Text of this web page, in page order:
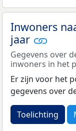
Inwoners
jaar
Gegevens over
inwoners in het
Er zijn voor het
gegevens over
Toelichting